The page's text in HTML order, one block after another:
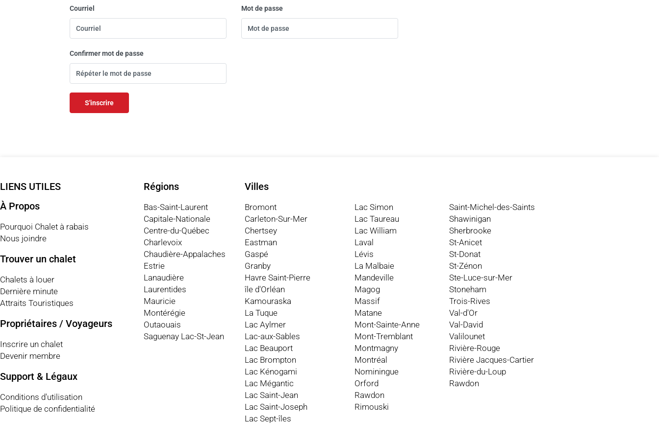
Courriel Mot de passe
Confirmer mot de passe
S'inscrire
LIENS UTILES
À Propos
Pourquoi Chalet à rabais
Nous joindre
Trouver un chalet
Chalets à louer
Dernière minute
Attraits Touristiques
Propriétaires / Voyageurs
Inscrire un chalet
Devenir membre
Support & Légaux
Conditions d'utilisation
Politique de confidentialité
Régions
Bas-Saint-Laurent
Capitale-Nationale
Centre-du-Québec
Charlevoix
Chaudière-Appalaches
Estrie
Lanaudière
Laurentides
Mauricie
Montérégie
Outaouais
Saguenay Lac-St-Jean
Villes
Bromont
Carleton-Sur-Mer
Chertsey
Eastman
Gaspé
Granby
Havre Saint-Pierre
île d'Orléan
Kamouraska
La Tuque
Lac Aylmer
Lac-aux-Sables
Lac Beauport
Lac Brompton
Lac Kénogami
Lac Mégantic
Lac Saint-Jean
Lac Saint-Joseph
Lac Sept-îles
Lac Simon
Lac Taureau
Lac William
Laval
Lévis
La Malbaie
Mandeville
Magog
Massif
Matane
Mont-Sainte-Anne
Mont-Tremblant
Montmagny
Montréal
Nominingue
Orford
Rawdon
Rimouski
Saint-Michel-des-Saints
Shawinigan
Sherbrooke
St-Anicet
St-Donat
St-Zénon
Ste-Luce-sur-Mer
Stoneham
Trois-Rives
Val-d'Or
Val-David
Valilounet
Rivière-Rouge
Rivière Jacques-Cartier
Rivière-du-Loup
Rawdon